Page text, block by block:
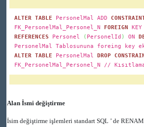
ALTER TABLE PersonelMal ADD
FK_PersonelMal_Personel_N FOREIGN KEY
REFERENCES Personel ( PersonelId ) ON
PersonelMal Tablosununa foreing key
ALTER TABLE PersonelMal DROP
FK_PersonelMal_Personel_N //
Alan İsmi değiştirme
İsim değiştirme işlemleri standart SQL ’ de